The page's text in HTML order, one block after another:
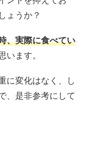
ょうか？
、実際に食べてい
ます。
に変化はなく、し
、是非参考にして